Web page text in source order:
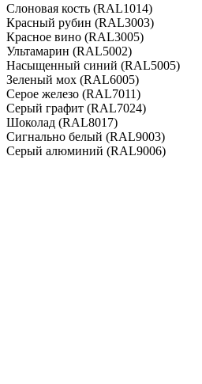
Слоновая кость (RAL1014)
Красный рубин (RAL3003)
Красное вино (RAL3005)
Ультамарин (RAL5002)
Насыщенный синий (RAL5005)
Зеленый мох (RAL6005)
Серое железо (RAL7011)
Серый графит (RAL7024)
Шоколад (RAL8017)
Сигнально белый (RAL9003)
Серый алюминий (RAL9006)